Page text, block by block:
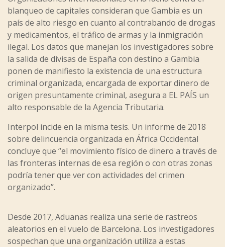
blanqueo de capitales consideran que Gambia es un
país de alto riesgo en cuanto al contrabando de drogas
y medicamentos, el tráfico de armas y la inmigración
ilegal. Los datos que manejan los investigadores sobre
la salida de divisas de España con destino a Gambia
ponen de manifiesto la existencia de una estructura
criminal organizada, encargada de exportar dinero de
origen presuntamente criminal, asegura a EL PAÍS un
alto responsable de la Agencia Tributaria.
Interpol incide en la misma tesis. Un informe de 2018
sobre delincuencia organizada en África Occidental
concluye que “el movimiento físico de dinero a través de
las fronteras internas de esa región o con otras zonas
podría tener que ver con actividades del crimen
organizado”.
Desde 2017, Aduanas realiza una serie de rastreos
aleatorios en el vuelo de Barcelona. Los investigadores
sospechan que una organización utiliza a estas